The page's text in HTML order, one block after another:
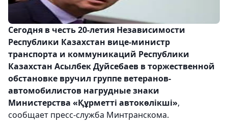
Сегодня в честь 20-летия Независимости
Республики Казахстан вице-министр
транспорта и коммуникаций Республики
Казахстан Асылбек Дуйсебаев в торжественной
обстановке вручил группе ветеранов-
автомобилистов нагрудные знаки
Министерства «Құрметті автокөлікші»,
сообщает пресс-служба Минтранскома.